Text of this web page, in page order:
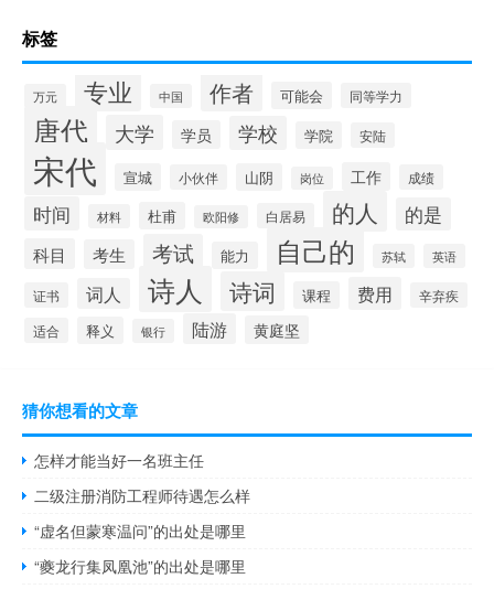
标签
万元 专业 中国 作者 可能会 同等学力
唐代 大学 学员 学校 学院 安陆
宋代 宣城 小伙伴 山阴 岗位 工作 成绩
时间 材料 杜甫 欧阳修 白居易 的人 的是
科目 考生 考试 能力 自己的 苏轼 英语
证书 词人 诗人 诗词 课程 费用
辛弃疾
适合
释义 银行 陆游 黄庭坚
猜你想看的文章
怎样才能当好一名班主任
二级注册消防工程师待遇怎么样
“虚名但蒙寒温问”的出处是哪里
“夔龙行集凤凰池”的出处是哪里